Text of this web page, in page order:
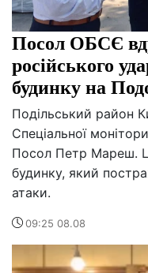
Посол ОБСЄ
російського
будинку на
Подільський район
Спеціальної
Посол Петр Мареш.
будинку, який
атаки.
09:25 08.08